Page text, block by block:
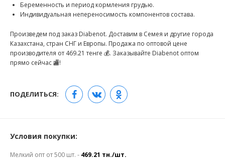
Беременность и период кормления грудью.
Индивидуальная непереносимость компонентов состава.
Произведем под заказ Diabenot. Доставим в Семея и другие города
Казахстана, стран СНГ и Европы. Продажа по оптовой цене
производителя от 469.21 тенге 💰. Заказывайте Diabenot оптом
прямо сейчас 🏬!
ПОДЕЛИТЬСЯ:
Условия покупки:
Мелкий опт от 500 шт. - 469.21 тн./шт.